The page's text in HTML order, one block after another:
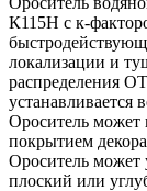
К115Н с к-
локализации и
распределения
устанавливается
Ороситель может
покрытием
Ороситель может
плоский или